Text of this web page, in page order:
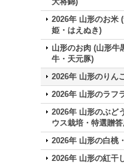
2026年 山形のお米
姫・はえぬき)
山形のお肉 (山形牛
牛・天元豚)
2026年 山形のりん
2026年 山形のラフ
2026年 山形のぶ
ウス栽培・特選贈
2026年 山形の白桃
2026年 山形の紅干